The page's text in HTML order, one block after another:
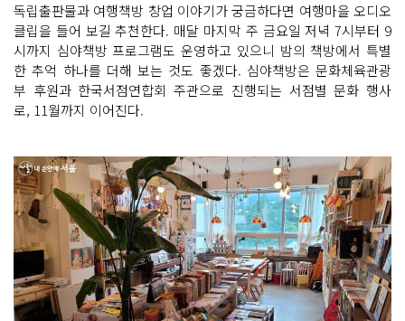
독립출판물과 여행책방 창업 이야기가 궁금하다면 여행마을 오디오
클립을 들어 보길 추천한다. 매달 마지막 주 금요일 저녁 7시부터 9
시까지 심야책방 프로그램도 운영하고 있으니 밤의 책방에서 특별
한 추억 하나를 더해 보는 것도 좋겠다. 심야책방은 문화체육관광
부 후원과 한국서점연합회 주관으로 진행되는 서점별 문화 행사
로, 11월까지 이어진다.